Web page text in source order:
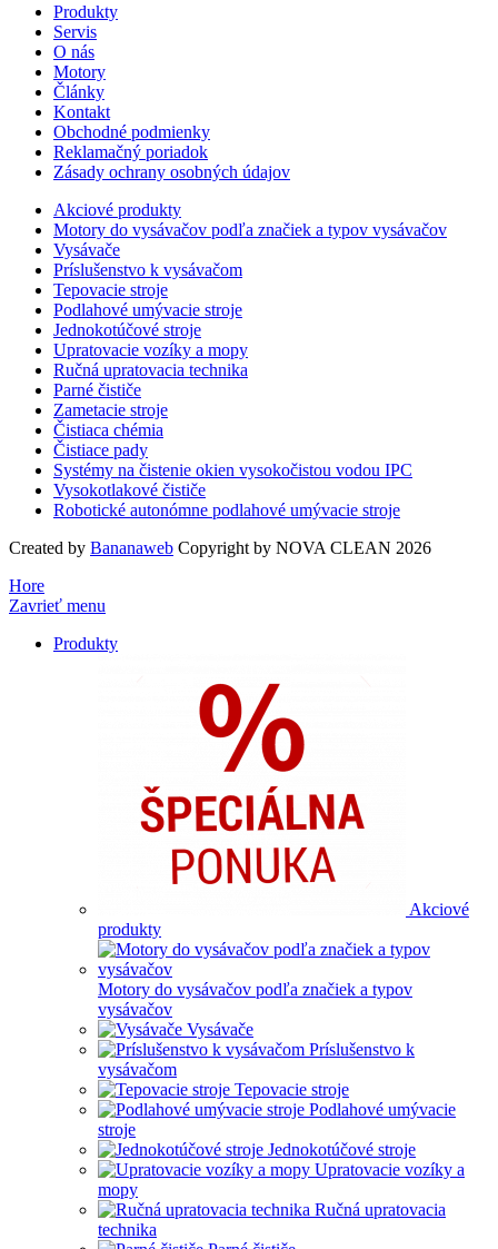
Produkty
Servis
O nás
Motory
Články
Kontakt
Obchodné podmienky
Reklamačný poriadok
Zásady ochrany osobných údajov
Akciové produkty
Motory do vysávačov podľa značiek a typov vysávačov
Vysávače
Príslušenstvo k vysávačom
Tepovacie stroje
Podlahové umývacie stroje
Jednokotúčové stroje
Upratovacie vozíky a mopy
Ručná upratovacia technika
Parné čističe
Zametacie stroje
Čistiaca chémia
Čistiace pady
Systémy na čistenie okien vysokočistou vodou IPC
Vysokotlakové čističe
Robotické autonómne podlahové umývacie stroje
Created by Bananaweb Copyright by NOVA CLEAN 2026
Hore
Zavrieť menu
Produkty
Akciové
produkty
Motory do vysávačov podľa značiek a typov
vysávačov
Vysávače
Príslušenstvo k
vysávačom
Tepovacie stroje
Podlahové umývacie
stroje
Jednokotúčové stroje
Upratovacie vozíky a
mopy
Ručná upratovacia
technika